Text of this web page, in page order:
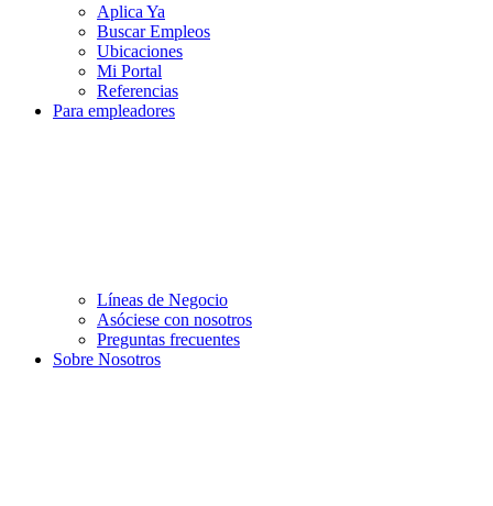
Aplica Ya
Buscar Empleos
Ubicaciones
Mi Portal
Referencias
Para empleadores
Líneas de Negocio
Asóciese con nosotros
Preguntas frecuentes
Sobre Nosotros